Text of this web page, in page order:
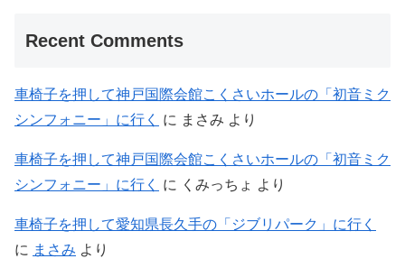
Recent Comments
車椅子を押して神戸国際会館こくさいホールの「初音ミク
シンフォニー」に行く
に まさみ より
車椅子を押して神戸国際会館こくさいホールの「初音ミク
シンフォニー」に行く
に くみっちょ より
車椅子を押して愛知県長久手の「ジブリパーク」に行く
に まさみ より